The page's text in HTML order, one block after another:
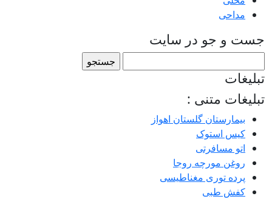
مداحی
جست و جو در سایت
برای:
تبلیغات
تبلیغات متنی :
بیمارستان گلستان اهواز
کیس استوک
اتو مسافرتی
روغن مورچه روجا
پرده توری مغناطیسی
کفش طبی